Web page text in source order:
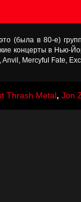
(была в 80-е)
концерты в Нью-
Mercyful Fate,
Thrash Metal, Jon